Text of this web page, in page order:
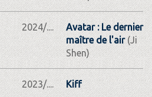
2024/....
Avatar : Le dernier
maître de l'air(Ji
Shen)
2023/.... Kiff